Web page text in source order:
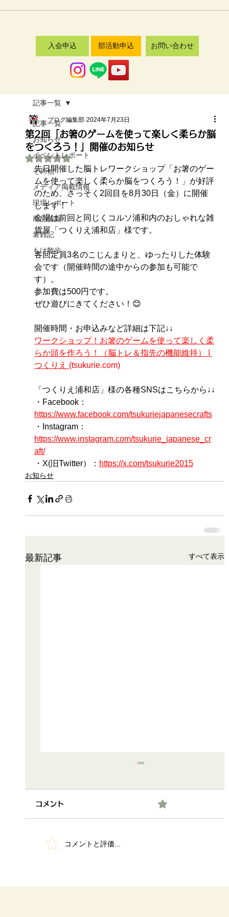
お問い合わせ
部活動申込
入会申込
記事一覧
お知らせ
イベントレポート
その他
メディア掲載情報
現場レポート
商品情報
箸雑記
もけ散歩
記事一覧
第2回「お箸のゲームを使って楽しく柔らか脳
をつくろう！」開催のお知らせ
ブログ編集部 2024年7月23日
5つ星のうちNaNと評価されています。
先日開催した脳トレワークショップ「お箸のゲー
ムを使って楽しく柔らか脳をつくろう！」が好評
のため、さっそく2回目を8月30日（金）に開催
します！
会場は前回と同じくコルソ浦和内のおしゃれな雑
貨屋「つくりえ浦和店」様です。
各回定員3名のこじんまりと、ゆったりした体験
会です（開催時間の途中からの参加も可能で
す）。
参加費は500円です。
ぜひ遊びにきてください！😊
開催時間・お申込みなど詳細は下記↓↓
ワークショップ！お箸のゲームを使って楽しく柔
らか頭を作ろう！（脳トレ＆指先の機能維持） |
つくりえ (tsukurie.com)
「つくりえ浦和店」様の各種SNSはこちらから↓↓
・Facebook：
https://www.facebook.com/tsukuriejapanesecrafts
・Instagram：
https://www.instagram.com/tsukurie_japanese_cr
aft/
・X(旧Twitter）： https://x.com/tsukurie2015
お知らせ
最新記事 すべて表示
コメント
コメントと評価...